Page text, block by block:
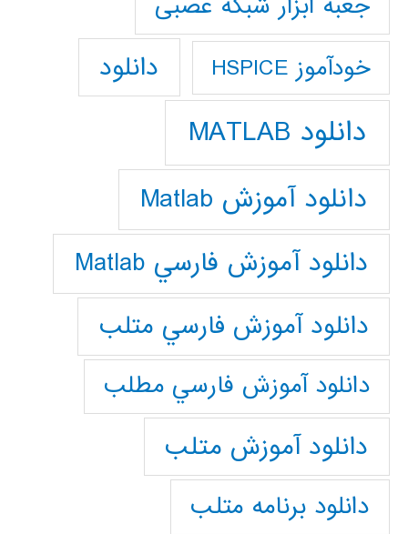
خودآموز HSPICE دانلود
دانلود MATLAB
دانلود آموزش Matlab
دانلود آموزش فارسي Matlab
دانلود آموزش فارسي متلب
دانلود آموزش فارسي مطلب
دانلود آموزش متلب
دانلود برنامه متلب